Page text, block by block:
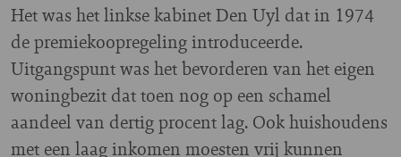
Het was het linkse kabinet Den Uyl dat in 1974
de premiekoopregeling introduceerde.
Uitgangspunt was het bevorderen van het eigen
woningbezit dat toen nog op een schamel
aandeel van dertig procent lag. Ook huishoudens
met een laag inkomen moesten vrij kunnen